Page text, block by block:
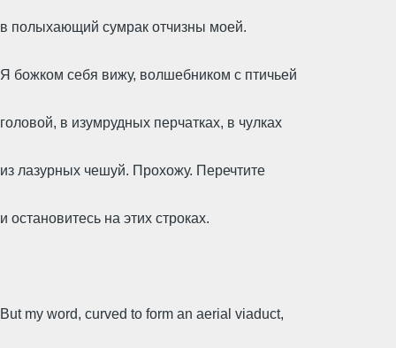
в полыхающий сумрак отчизны моей.
Я божком себя вижу, волшебником с птичьей
головой, в изумрудных перчатках, в чулках
из лазурных чешуй. Прохожу. Перечтите
и остановитесь на этих строках.
But my word, curved to form an aerial viaduct,